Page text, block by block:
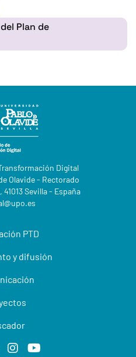
Plan de
Digital
Olavide - Rectorado
Sevilla - España
PTD
y difusión